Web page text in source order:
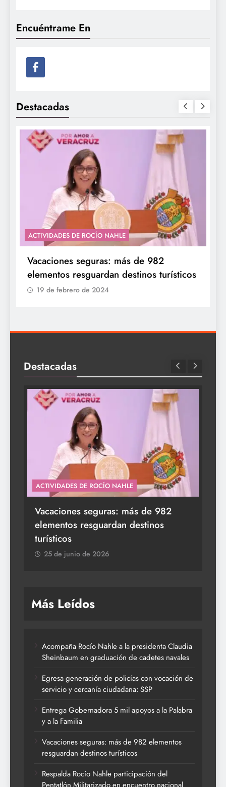
Encuéntrame En
Destacadas
ACTIVIDADES DE ROCÍO NAHLE
Vacaciones seguras: más de 982
elementos resguardan destinos turísticos
19 de febrero de 2024
Destacadas
ACTIVIDADES DE ROCÍO NAHLE
Vacaciones seguras: más de 982
elementos resguardan destinos
turísticos
25 de junio de 2026
Más Leídos
Acompaña Rocío Nahle a la presidenta Claudia
Sheinbaum en graduación de cadetes navales
Egresa generación de policías con vocación de
servicio y cercanía ciudadana: SSP
Entrega Gobernadora 5 mil apoyos a la Palabra
y a la Familia
Vacaciones seguras: más de 982 elementos
resguardan destinos turísticos
Respalda Rocío Nahle participación del